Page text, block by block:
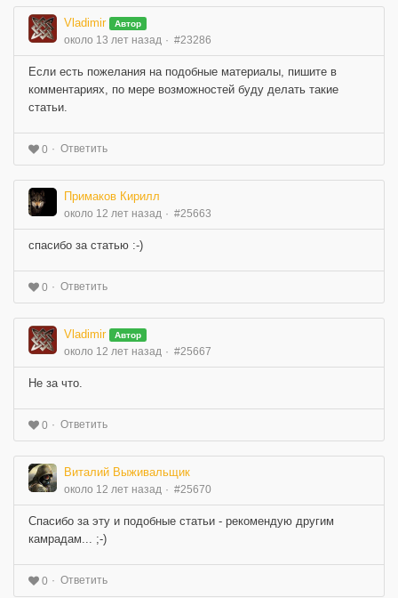
Vladimir Автор
около 13 лет назад #23286
Если есть пожелания на подобные материалы, пишите в
комментариях, по мере возможностей буду делать такие
статьи.
0 Ответить
Примаков Кирилл
около 12 лет назад #25663
спасибо за статью :-)
0 Ответить
Vladimir Автор
около 12 лет назад #25667
Не за что.
0 Ответить
Виталий Выживальщик
около 12 лет назад #25670
Спасибо за эту и подобные статьи - рекомендую другим
камрадам... ;-)
0 Ответить